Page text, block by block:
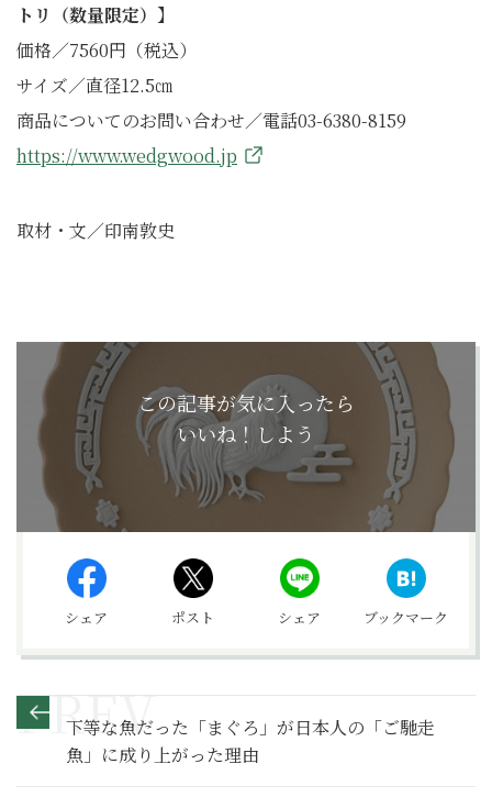
トリ（数量限定）】
価格／7560円（税込）
サイズ／直径12.5㎝
商品についてのお問い合わせ／電話03-6380-8159
https://www.wedgwood.jp
取材・文／印南敦史
この記事が気に入ったら
いいね！しよう
シェア ポスト シェア ブックマーク
下等な魚だった「まぐろ」が日本人の「ご馳走
魚」に成り上がった理由